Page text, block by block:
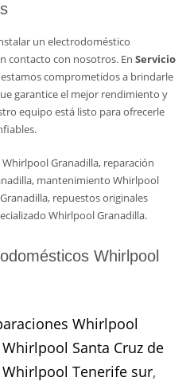
un electrodoméstico
contacto con nosotros. En Servicio
comprometidos a brindarle
garantice el mejor rendimiento y
equipo está listo para ofrecerle
Whirlpool Granadilla, reparación
mantenimiento Whirlpool
repuestos originales
Whirlpool Granadilla.
Whirlpool
Whirlpool
Santa Cruz de
Whirlpool Tenerife sur,